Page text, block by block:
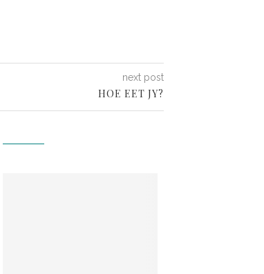
next post
HOE EET JY?